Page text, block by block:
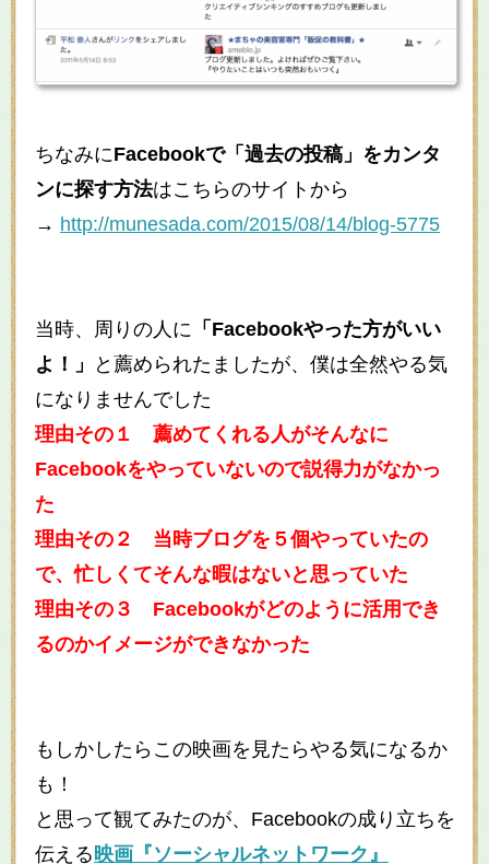
ちなみにFacebookで「過去の投稿」をカンタ
ンに探す方法はこちらのサイトから
→ http://munesada.com/2015/08/14/blog-5775
当時、周りの人に 「Facebookやった方がいい
よ！」
と薦められたましたが、僕は全然やる気
になりませんでした
理由その１ 薦めてくれる人がそんなに
Facebookをやっていないので説得力がなかっ
た
理由その２ 当時ブログを５個やっていたの
で、忙しくてそんな暇はないと思っていた
理由その３ Facebookがどのように活用でき
るのかイメージができなかった
もしかしたらこの映画を見たらやる気になるか
も！
と思って観てみたのが、Facebookの成り立ちを
伝える 映画『ソーシャルネットワーク』